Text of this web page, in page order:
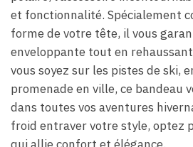
et fonctionnalité. Spécialement
forme de votre tête, il vous
enveloppante tout en
vous soyez sur les pistes de ski,
promenade en ville, ce bandeau
dans toutes vos aventures
froid entraver votre style, optez